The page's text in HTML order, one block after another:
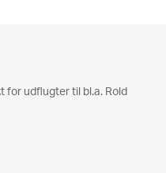
for udflugter til bl.a. Rold